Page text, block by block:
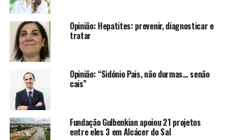
Opinião: Hepatites: prevenir, diagnosticar e
tratar
Opinião: “Sidónio Pais, não durmas… senão
cais”
Fundação Gulbenkian apoiou 21 projetos
entre eles 3 em Alcácer do Sal